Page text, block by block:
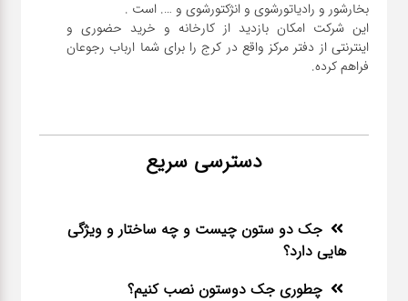
این شرکت امکان بازدید از کارخانه و خرید حضوری و
اینترنتی از دفتر مرکز واقع در کرج را برای شما ارباب رجوعان
فراهم کرده.
دسترسی سریع
جک دو ستون چیست و چه ساختار و ویژگی
هایی دارد؟
چطوری جک دوستون نصب کنیم؟